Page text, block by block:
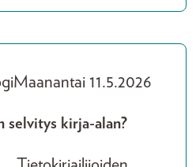
Maanantai 11.5.2026
selvitys kirja-alan?